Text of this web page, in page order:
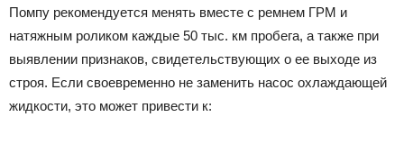
Помпу рекомендуется менять вместе с ремнем ГРМ и
натяжным роликом каждые 50 тыс. км пробега, а также при
выявлении признаков, свидетельствующих о ее выходе из
строя. Если своевременно не заменить насос охлаждающей
жидкости, это может привести к: